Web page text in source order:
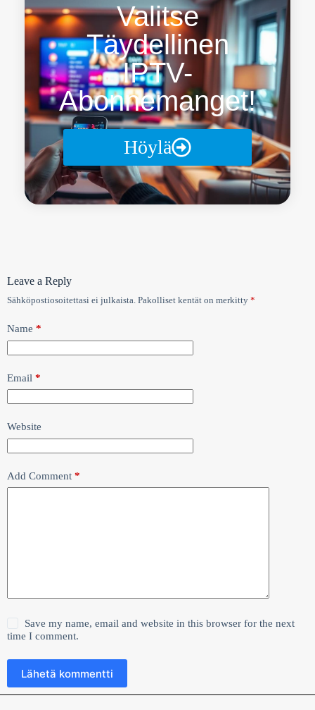
Valitse
Täydellinen
IPTV-
Abonnemanget!
Höylä
Leave a Reply
Sähköpostiosoitettasi ei julkaista. Pakolliset kentät on merkitty *
Name *
Email *
Website
Add Comment *
Save my name, email and website in this browser for the next
time I comment.
Lähetä kommentti